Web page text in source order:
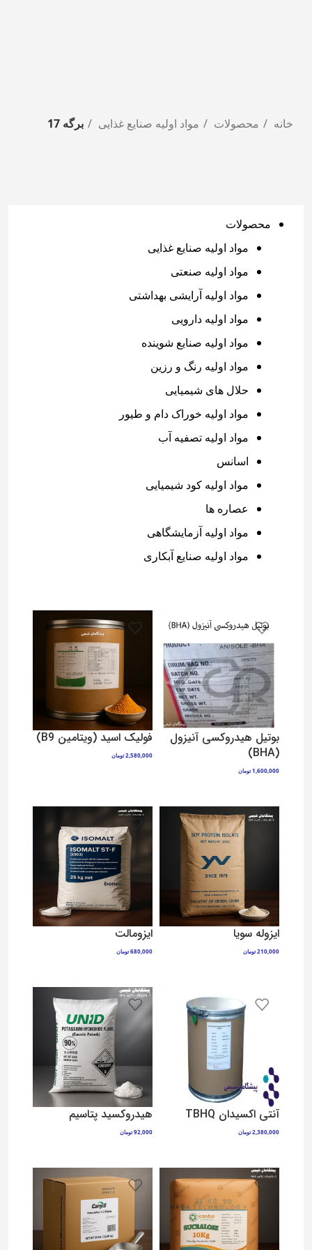
خانه محصولات مواد اولیه صنایع غذایی برگه 17
محصولات
مواد اولیه صنایع غذایی
مواد اولیه صنعتی
مواد اولیه آرایشی بهداشتی
مواد اولیه دارویی
مواد اولیه صنایع شوینده
مواد اولیه رنگ و رزین
حلال های شیمیایی
مواد اولیه خوراک دام و طیور
مواد اولیه تصفیه آب
اسانس
مواد اولیه کود شیمیایی
عصاره ها
مواد اولیه آزمایشگاهی
مواد اولیه صنایع آبکاری
بوتیل هیدروکسی آنیزول
(BHA)
1,600,000تومان
فولیک اسید (ویتامین B9)
2,580,000تومان
ایزوله سویا
210,000تومان
ایزومالت
680,000تومان
آنتی اکسیدان TBHQ
2,380,000تومان
هیدروکسید پتاسیم
92,000تومان